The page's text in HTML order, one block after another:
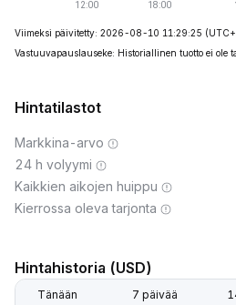
Viimeksi päivitetty: 2026-08-10 11:29:25
Vastuuvapauslauseke: Historiallinen tuotto ei ole
Hintatilastot
Markkina-arvo
24 h volyymi
Kaikkien aikojen huippu
Kierrossa oleva tarjonta
Hintahistoria (USD)
Tänään 7 päivää